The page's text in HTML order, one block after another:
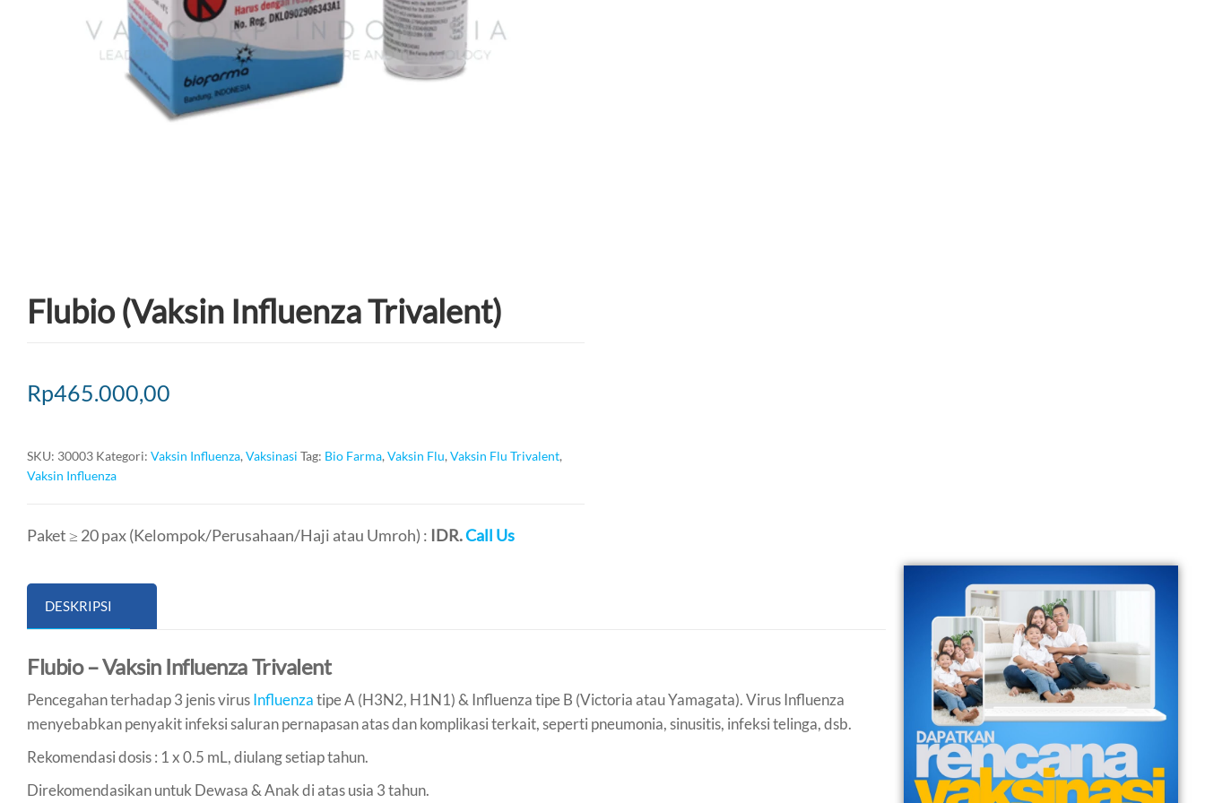
Flubio (Vaksin Influenza Trivalent)
Rp465.000,00
SKU: 30003 Kategori: Vaksin Influenza, Vaksinasi Tag: Bio Farma, Vaksin Flu, Vaksin Flu Trivalent,
Vaksin Influenza
Paket ≥ 20 pax (Kelompok/Perusahaan/Haji atau Umroh) : IDR.Call Us
DESKRIPSI
Flubio – Vaksin Influenza Trivalent
Pencegahan terhadap 3 jenis virusInfluenzatipe A (H3N2, H1N1) & Influenza tipe B (Victoria atau Yamagata). Virus Influenza
menyebabkan penyakit infeksi saluran pernapasan atas dan komplikasi terkait, seperti pneumonia, sinusitis, infeksi telinga, dsb.
Rekomendasi dosis : 1 x 0.5 mL, diulang setiap tahun.
Direkomendasikan untuk Dewasa & Anak di atas usia 3 tahun.